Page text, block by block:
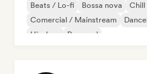
Beats / Lo-fi Bossa nova
Comercial / Mainstream
Hip-hop
Pop soul